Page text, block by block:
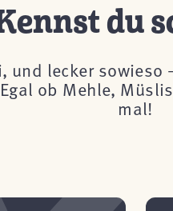
du
lecker
ob Mehle,
mal!